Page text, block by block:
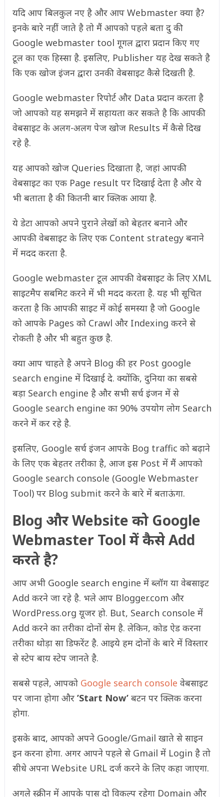
यदि आप बिलकुल नए है और आप Webmaster क्या है?
इनके बारे नहीं जाते है तो मैं आपको पहले बता दु की
Google webmaster tool गूगल द्वारा प्रदान किए गए
टूल का एक हिस्सा है. इसलिए, Publisher यह देख सकते है
कि एक खोज इंजन द्वारा उनकी वेबसाइट कैसे दिखती है.
Google webmaster रिपोर्ट और Data प्रदान करता है
जो आपको यह समझने में सहायता कर सकते है कि आपकी
वेबसाइट के अलग-अलग पेज खोज Results में कैसे दिख
रहे है.
यह आपको खोज Queries दिखाता है, जहां आपकी
वेबसाइट का एक Page result पर दिखाई देता है और ये
भी बताता है की कितनी बार क्लिक आया है.
ये डेटा आपको अपने पुराने लेखों को बेहतर बनाने और
आपकी वेबसाइट के लिए एक Content strategy बनाने
में मदद करता है.
Google webmaster टूल आपकी वेबसाइट के लिए XML
साइटमैप सबमिट करने में भी मदद करता है. यह भी सूचित
करता है कि आपकी साइट में कोई समस्या है जो Google
को आपके Pages को Crawl और Indexing करने से
रोकती है और भी बहुत कुछ है.
क्या आप चाहते है अपने Blog की हर Post google
search engine में दिखाई दे. क्योंकि, दुनिया का सबसे
बड़ा Search engine है और सभी सर्च इंजन में से
Google search engine का 90% उपयोग लोग Search
करने में कर रहे है.
इसलिए, Google सर्च इंजन आपके Bog traffic को बढ़ाने
के लिए एक बेहतर तरीका है, आज इस Post में मैं आपको
Google search console (Google Webmaster
Tool) पर Blog submit करने के बारे में बताऊंगा.
Blog और Website को Google
Webmaster Tool में कैसे Add
करते है?
आप अभी Google search engine में ब्लॉग या वेबसाइट
Add करने जा रहे है. भले आप Blogger.com और
WordPress.org यूजर हो. But, Search console में
Add करने का तरीका दोनों सेम है. लेकिन, कोड ऐड करना
तरीका थोड़ा सा डिफरेंट है. आइये हम दोनों के बारे में विस्तार
से स्टेप बाय स्टेप जानते है.
सबसे पहले, आपको Google search console वेबसाइट
पर जाना होगा और ’Start Now’बटन पर क्लिक करना
होगा.
इसके बाद, आपको अपने Google/Gmail खाते से साइन
इन करना होगा. अगर आपने पहले से Gmail में Login है तो
सीधे अपना Website URL दर्ज करने के लिए कहा जाएगा.
अगले स्क्रीन में आपके पास दो विकल्प रहेगा Domain और